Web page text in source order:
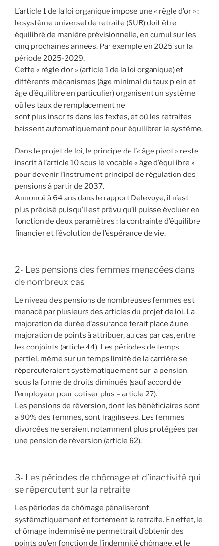
L’article 1 de la loi organique impose une « règle d’or » :
le système universel de retraite (SUR) doit être
équilibré de manière prévisionnelle, en cumul sur les
cinq prochaines années. Par exemple en 2025 sur la
période 2025-2029.
Cette « règle d’or » (article 1 de la loi organique) et
différents mécanismes (âge minimal du taux plein et
âge d’équilibre en particulier) organisent un système
où les taux de remplacement ne
sont plus inscrits dans les textes, et où les retraites
baissent automatiquement pour équilibrer le système.
Dans le projet de loi, le principe de l’« âge pivot » reste
inscrit à l’article 10 sous le vocable « âge d’équilibre »
pour devenir l’instrument principal de régulation des
pensions à partir de 2037.
Annoncé à 64 ans dans le rapport Delevoye, il n’est
plus précisé puisqu’il est prévu qu’il puisse évoluer en
fonction de deux paramètres : la contrainte d’équilibre
financier et l’évolution de l’espérance de vie.
2- Les pensions des femmes menacées dans
de nombreux cas
Le niveau des pensions de nombreuses femmes est
menacé par plusieurs des articles du projet de loi. La
majoration de durée d’assurance ferait place à une
majoration de points à attribuer, au cas par cas, entre
les conjoints (article 44). Les périodes de temps
partiel, même sur un temps limité de la carrière se
répercuteraient systématiquement sur la pension
sous la forme de droits diminués (sauf accord de
l’employeur pour cotiser plus – article 27).
Les pensions de réversion, dont les bénéficiaires sont
à 90% des femmes, sont fragilisées. Les femmes
divorcées ne seraient notamment plus protégées par
une pension de réversion (article 62).
3- Les périodes de chômage et d’inactivité qui
se répercutent sur la retraite
Les périodes de chômage pénaliseront
systématiquement et fortement la retraite. En effet, le
chômage indemnisé ne permettrait d’obtenir des
points qu’en fonction de l’indemnité chômage, et le